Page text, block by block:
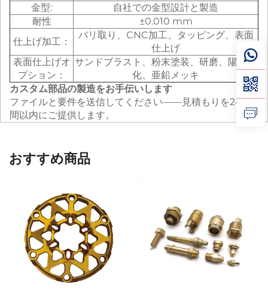
金型:
自社での金型設計と製造
耐性
±0.010 mm
仕上げ加工：
バリ取り、CNC加工、タッピング、表面
仕上げ
表面仕上げオ
プション：
サンドブラスト、粉末塗装、研磨、陽極酸
化、亜鉛メッキ
カスタム部品の製造をお手伝いします
ファイルと要件を送信してください——見積もりを24時
間以内にご提供します。
おすすめ商品